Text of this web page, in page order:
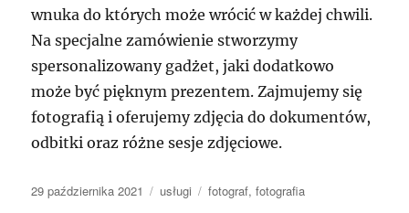
wnuka do których może wrócić w każdej chwili.
Na specjalne zamówienie stworzymy
spersonalizowany gadżet, jaki dodatkowo
może być pięknym prezentem. Zajmujemy się
fotografią i oferujemy zdjęcia do dokumentów,
odbitki oraz różne sesje zdjęciowe.
Data
29 października 2021 Kategorie
usługi Tagi
fotograf,fotografia